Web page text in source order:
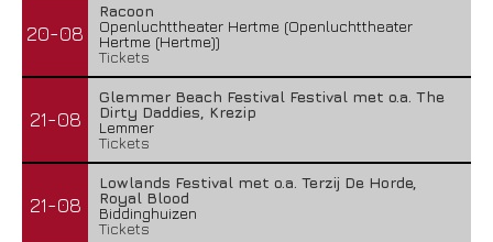
20-08
Racoon
Openluchttheater Hertme (Openluchttheater
Hertme (Hertme))
Tickets
21-08
Glemmer Beach Festival Festival met o.a. The
Dirty Daddies, Krezip
Lemmer
Tickets
21-08
Lowlands Festival met o.a. Terzij De Horde,
Royal Blood
Biddinghuizen
Tickets